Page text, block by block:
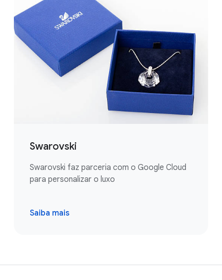
Swarovski
Swarovski faz parceria com o Google Cloud
para personalizar o luxo
Saiba mais